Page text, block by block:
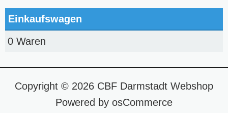
Einkaufswagen
0 Waren
Copyright © 2026 CBF Darmstadt Webshop
Powered by osCommerce